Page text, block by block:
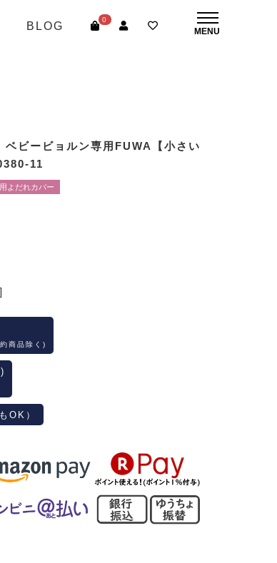
BLOG
0
ベビービョルン専用FUWA【小さい
11
よだれカバー
商品除く)
OK）